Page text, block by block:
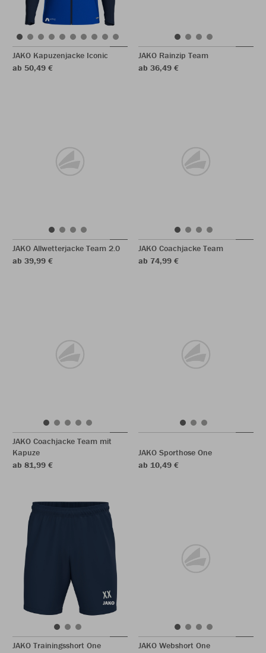
JAKO Kapuzenjacke Iconic
ab 50,49 €
JAKO Rainzip Team
ab 36,49 €
JAKO Allwetterjacke Team 2.0
ab 39,99 €
JAKO Coachjacke Team
ab 74,99 €
JAKO Coachjacke Team mit
Kapuze
ab 81,99 €
JAKO Sporthose One
ab 10,49 €
JAKO Trainingsshort One
JAKO Webshort One